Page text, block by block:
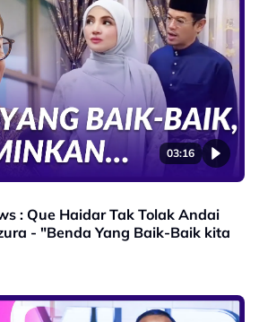
03:16
: Que Haidar Tak Tolak Andai
- "Benda Yang Baik-Baik kita